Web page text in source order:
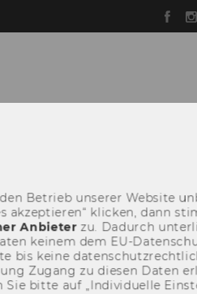
Be­trieb un­se­rer Web­site
ak­zep­tie­ren“ kli­cken, dann
An­bie­terzu. Da­durch
kei­nem dem EU-​
bis keine
Zu­gang zu die­sen Daten
bitte auf „In­di­vi­du­el­le